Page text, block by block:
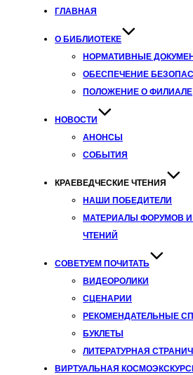
ГЛАВНАЯ
О БИБЛИОТЕКЕ
НОРМАТИВНЫЕ
ОБЕСПЕЧЕНИЕ
ПОЛОЖЕНИЕ О ФИЛИАЛЕ
НОВОСТИ
АНОНСЫ
СОБЫТИЯ
КРАЕВЕДЧЕСКИЕ ЧТЕНИЯ
НАШИ ПОБЕДИТЕЛИ
МАТЕРИАЛЫ ФОРУМОВ И
ЧТЕНИЙ
СОВЕТУЕМ ПОЧИТАТЬ
ВИДЕОРОЛИКИ
СЦЕНАРИИ
РЕКОМЕНДАТЕЛЬНЫЕ
БУКЛЕТЫ
ЛИТЕРАТУРНАЯ
ВИРТУАЛЬНАЯ